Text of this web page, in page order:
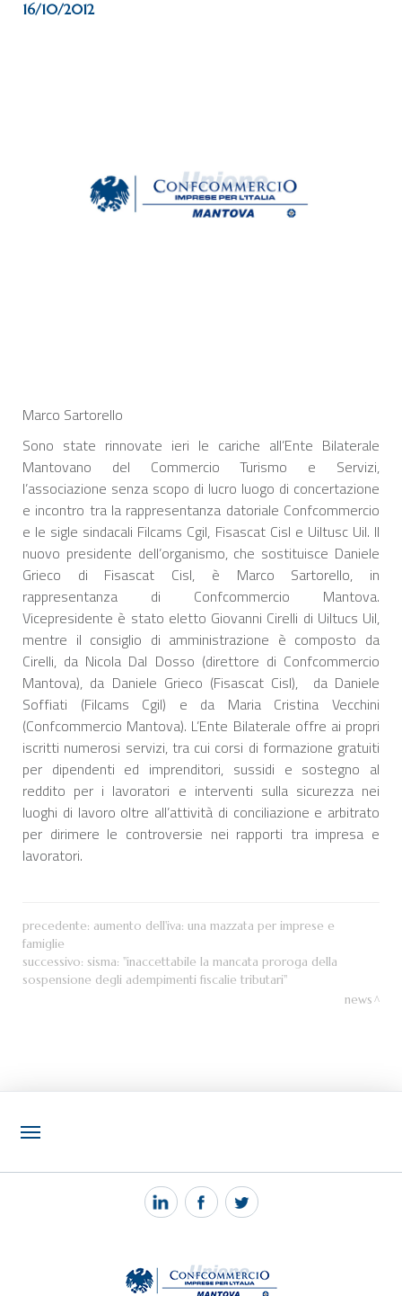
16/10/2012
Marco Sartorello
Sono state rinnovate ieri le cariche all’Ente Bilaterale
Mantovano del Commercio Turismo e Servizi,
l’associazione senza scopo di lucro luogo di concertazione
e incontro tra la rappresentanza datoriale Confcommercio
e le sigle sindacali Filcams Cgil, Fisascat Cisl e Uiltusc Uil. Il
nuovo presidente dell’organismo, che sostituisce Daniele
Grieco di Fisascat Cisl, è Marco Sartorello, in
rappresentanza di Confcommercio Mantova.
Vicepresidente è stato eletto Giovanni Cirelli di Uiltucs Uil,
mentre il consiglio di amministrazione è composto da
Cirelli, da Nicola Dal Dosso (direttore di Confcommercio
Mantova), da Daniele Grieco (Fisascat Cisl), da Daniele
Soffiati (Filcams Cgil) e da Maria Cristina Vecchini
(Confcommercio Mantova). L’Ente Bilaterale offre ai propri
iscritti numerosi servizi, tra cui corsi di formazione gratuiti
per dipendenti ed imprenditori, sussidi e sostegno al
reddito per i lavoratori e interventi sulla sicurezza nei
luoghi di lavoro oltre all’attività di conciliazione e arbitrato
per dirimere le controversie nei rapporti tra impresa e
lavoratori.
precedente: aumento dell'iva: una mazzata per imprese e
famiglie
successivo: sisma: "inaccettabile la mancata proroga della
sospensione degli adempimenti fiscalie tributari"
news
NOTIZIE
PEC MANTOVA MAIL